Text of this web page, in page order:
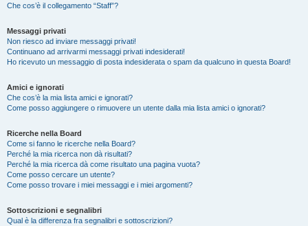
Che cos’è il collegamento “Staff”?
Messaggi privati
Non riesco ad inviare messaggi privati!
Continuano ad arrivarmi messaggi privati indesiderati!
Ho ricevuto un messaggio di posta indesiderata o spam da qualcuno in questa Board!
Amici e ignorati
Che cos’è la mia lista amici e ignorati?
Come posso aggiungere o rimuovere un utente dalla mia lista amici o ignorati?
Ricerche nella Board
Come si fanno le ricerche nella Board?
Perché la mia ricerca non dà risultati?
Perché la mia ricerca dà come risultato una pagina vuota?
Come posso cercare un utente?
Come posso trovare i miei messaggi e i miei argomenti?
Sottoscrizioni e segnalibri
Qual è la differenza fra segnalibri e sottoscrizioni?